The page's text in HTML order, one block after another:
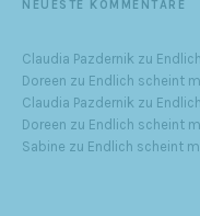
NEUESTE KOMMENTARE
Claudia Pazdernik zu
Doreen zu Endlich scheint
Claudia Pazdernik zu
Doreen zu Endlich scheint
Sabine zu Endlich scheint